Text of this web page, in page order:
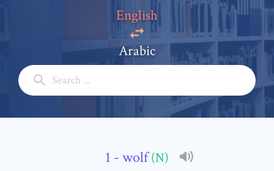
English
Arabic
- wolf(N)
Add a comment
Full Name: *